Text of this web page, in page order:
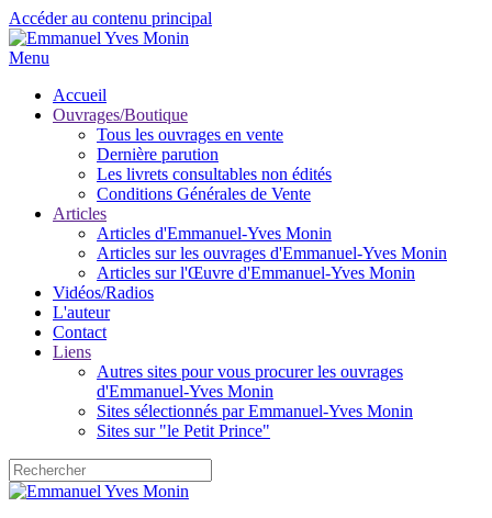
Accéder au contenu principal
Menu
Accueil
Ouvrages/Boutique
Tous les ouvrages en vente
Dernière parution
Les livrets consultables non édités
Conditions Générales de Vente
Articles
Articles d'Emmanuel-Yves Monin
Articles sur les ouvrages d'Emmanuel-Yves Monin
Articles sur l'Œuvre d'Emmanuel-Yves Monin
Vidéos/Radios
L'auteur
Contact
Liens
Autres sites pour vous procurer les ouvrages
d'Emmanuel-Yves Monin
Sites sélectionnés par Emmanuel-Yves Monin
Sites sur "le Petit Prince"